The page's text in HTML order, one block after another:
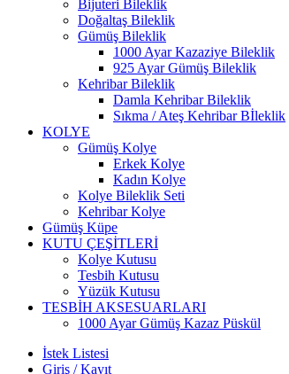
Bijuteri Bileklik
Doğaltaş Bileklik
Gümüş Bileklik
1000 Ayar Kazaziye Bileklik
925 Ayar Gümüş Bileklik
Kehribar Bileklik
Damla Kehribar Bileklik
Sıkma / Ateş Kehribar Bİleklik
KOLYE
Gümüş Kolye
Erkek Kolye
Kadın Kolye
Kolye Bileklik Seti
Kehribar Kolye
Gümüş Küpe
KUTU ÇEŞİTLERİ
Kolye Kutusu
Tesbih Kutusu
Yüzük Kutusu
TESBİH AKSESUARLARI
1000 Ayar Gümüş Kazaz Püskül
İstek Listesi
Giriş / Kayıt